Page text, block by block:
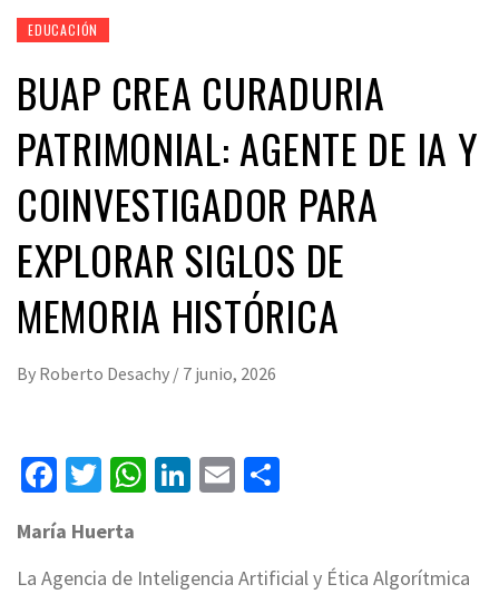
EDUCACIÓN
BUAP CREA CURADURIA
PATRIMONIAL: AGENTE DE IA Y
COINVESTIGADOR PARA
EXPLORAR SIGLOS DE
MEMORIA HISTÓRICA
By Roberto Desachy / 7 junio, 2026
Facebook
Twitter
WhatsApp
LinkedIn
Email
María Huerta
La Agencia de Inteligencia Artificial y Ética Algorítmica